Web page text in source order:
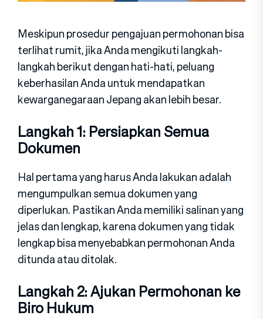
Meskipun prosedur pengajuan permohonan bisa
terlihat rumit, jika Anda mengikuti langkah-
langkah berikut dengan hati-hati, peluang
keberhasilan Anda untuk mendapatkan
kewarganegaraan Jepang akan lebih besar.
Langkah 1: Persiapkan Semua
Dokumen
Hal pertama yang harus Anda lakukan adalah
mengumpulkan semua dokumen yang
diperlukan. Pastikan Anda memiliki salinan yang
jelas dan lengkap, karena dokumen yang tidak
lengkap bisa menyebabkan permohonan Anda
ditunda atau ditolak.
Langkah 2: Ajukan Permohonan ke
Biro Hukum